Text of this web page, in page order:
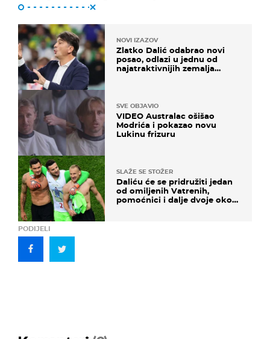
NOVI IZAZOV
Zlatko Dalić odabrao novi
posao, odlazi u jednu od
najatraktivnijih zemalja
SVE OBJAVIO
VIDEO Australac ošišao
Modrića i pokazao novu
Lukinu frizuru
SLAŽE SE STOŽER
Daliću će se pridružiti jedan
od omiljenih Vatrenih,
pomoćnici i dalje dvoje oko
PODIJELI